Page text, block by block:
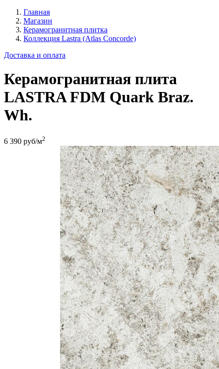
Главная
Магазин
Керамогранитная плитка
Коллекция Lastra (Atlas Concorde)
Доставка и оплата
Керамогранитная плита
LASTRA FDM Quark Braz.
Wh.
6 390 руб/м2